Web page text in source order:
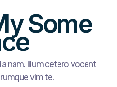
Some
nam. Illum cetero vocent
vim te.